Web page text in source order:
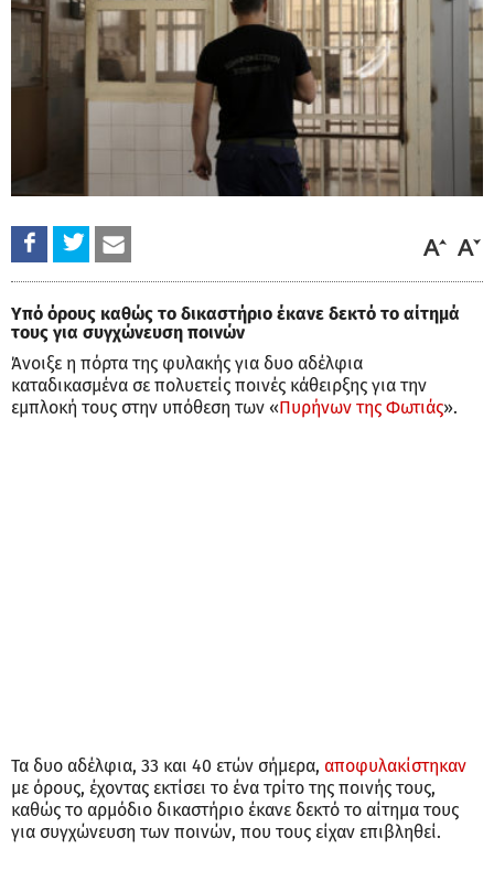
Υπό όρους καθώς το δικαστήριο έκανε δεκτό το αίτημά
τους για συγχώνευση ποινών
Άνοιξε η πόρτα της φυλακής για δυο αδέλφια
καταδικασμένα σε πολυετείς ποινές κάθειρξης για την
εμπλοκή τους στην υπόθεση των «Πυρήνων της Φωτιάς».
Τα δυο αδέλφια, 33 και 40 ετών σήμερα, αποφυλακίστηκαν
με όρους, έχοντας εκτίσει το ένα τρίτο της ποινής τους,
καθώς το αρμόδιο δικαστήριο έκανε δεκτό το αίτημα τους
για συγχώνευση των ποινών, που τους είχαν επιβληθεί.